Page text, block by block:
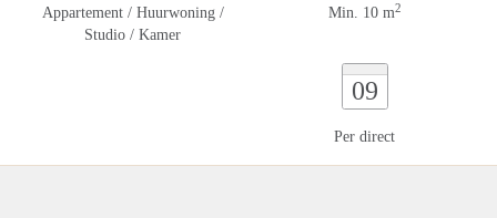
Appartement / Huurwoning /
Studio / Kamer
Min. 10 m2
09
Per direct